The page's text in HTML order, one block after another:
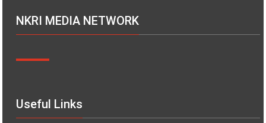
NKRI MEDIA NETWORK
Useful Links